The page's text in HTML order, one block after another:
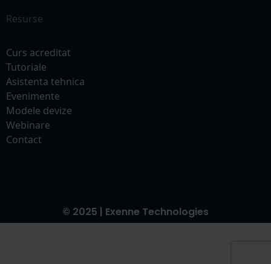
Resurse
Curs acreditat
Tutoriale
Asistenta tehnica
Evenimente
Modele devize
Webinare
Contact
© 2025 | Exenne Technologies